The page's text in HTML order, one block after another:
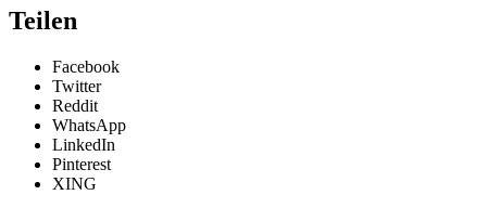
Teilen
Facebook
Twitter
Reddit
WhatsApp
LinkedIn
Pinterest
XING